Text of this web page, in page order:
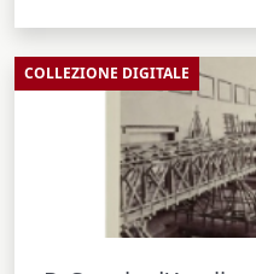
COLLEZIONE DIGITALE